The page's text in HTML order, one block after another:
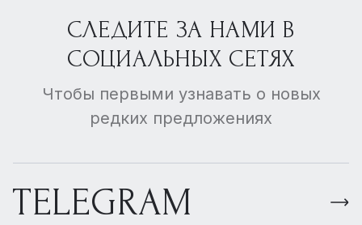
СЛЕДИТЕ ЗА НАМИ В
СОЦИАЛЬНЫХ СЕТЯХ
Чтобы первыми узнавать о новых
редких предложениях
TELEGRAM